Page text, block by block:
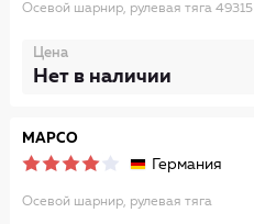
Осевой шарнир, рулевая тяга 49315
Цена
Нет в наличии
MAPCO
Германия
Осевой шарнир, рулевая тяга